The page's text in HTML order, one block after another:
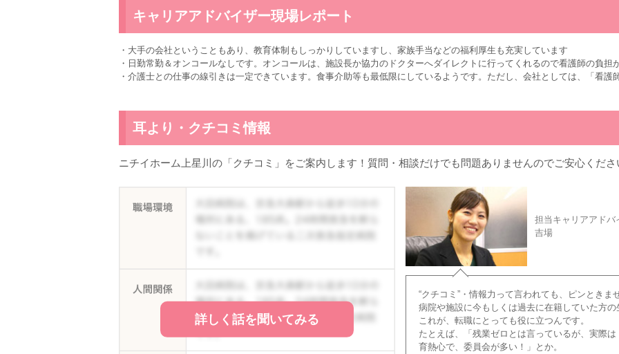
キャリアアドバイザー現場レポート
・大手の会社ということもあり、教育体制もしっかりしていますし、家族手当などの福利厚生も充実しています
・日勤常勤＆オンコールなしです。オンコールは、施設長か協力のドクターへダイレクトに行ってくれるので看護師の負担
・介護士との仕事の線引きは一定できています。食事介助等も最低限にしているようです。ただし、会社としては、「看
耳より・クチコミ情報
ニチイホーム上星川の「クチコミ」をご案内します！質問・相談だけでも問題ありませんのでご安心くださ
詳しく話を聞いてみる
担当キャリアアドバ
吉場
“クチコミ”・情報力って言われても、ピンときま
病院や施設に今もしくは過去に在籍していた方
これが、転職にとっても役に立つんです。
たとえば、「残業ゼロとは言っているが、実際
育熱心で、委員会が多い！」とか。